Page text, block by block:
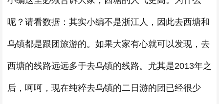
呢？请看数据：其实小编不是浙江人，因此去西塘和
乌镇都是跟团旅游的。如果大家有心就可以发现，去
西塘的线路远远多于去乌镇的线路。尤其是2013年之
后，呵呵，现在纯粹去乌镇的二日游的团已经很少